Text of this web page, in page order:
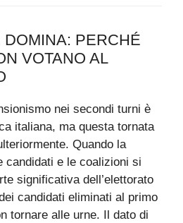
DOMINA: PERCHÉ
VOTANO AL
nei secondi turni è
italiana, ma questa tornata
Quando la
candidati e le coalizioni si
significativa dell’elettorato
candidati eliminati al primo
tornare alle urne. Il dato di